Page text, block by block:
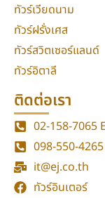
ทัวร์เวียดนาม
ทัวร์ฝรั่งเศส
ทัวร์สวิตเซอร์แลนด์
ทัวร์อิตาลี
ติดต่อเรา
02-158-7065
098-550-4265
it@ej.co.th
ทัวร์อินเตอร์